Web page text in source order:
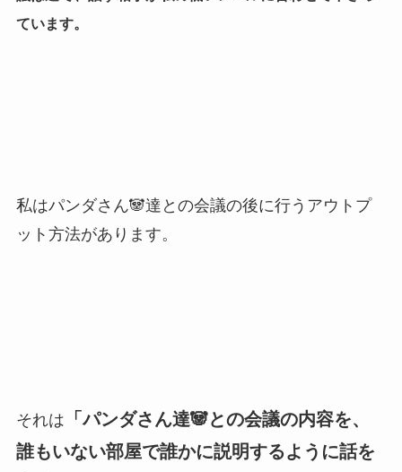
ています。
私はパンダさん🐼達との会議の後に行うアウトプ
ット方法があります。
それは 「パンダさん達🐼との会議の内容を、
誰もいない部屋で誰かに説明するように話を